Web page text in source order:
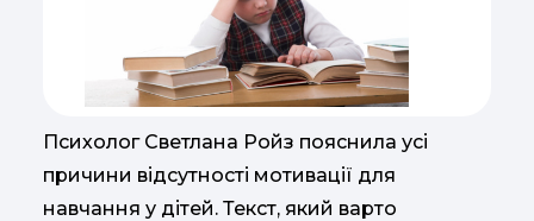
Психолог Светлана Ройз пояснила усі
причини відсутності мотивації для
навчання у дітей. Текст, який варто